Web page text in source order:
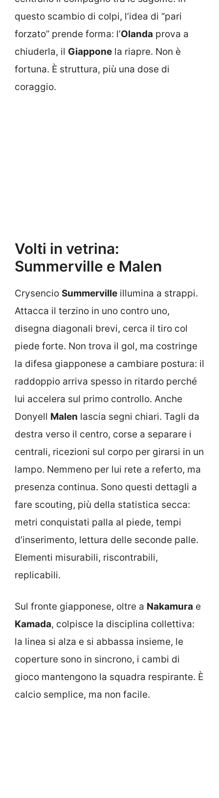
questo scambio di colpi, l’idea di “pari
forzato” prende forma: l’Olanda prova a
chiuderla, il Giappone la riapre. Non è
fortuna. È struttura, più una dose di
coraggio.
Volti in vetrina:
Summerville e Malen
Crysencio Summerville illumina a strappi.
Attacca il terzino in uno contro uno,
disegna diagonali brevi, cerca il tiro col
piede forte. Non trova il gol, ma costringe
la difesa giapponese a cambiare postura: il
raddoppio arriva spesso in ritardo perché
lui accelera sul primo controllo. Anche
Donyell Malen lascia segni chiari. Tagli da
destra verso il centro, corse a separare i
centrali, ricezioni sul corpo per girarsi in un
lampo. Nemmeno per lui rete a referto, ma
presenza continua. Sono questi dettagli a
fare scouting, più della statistica secca:
metri conquistati palla al piede, tempi
d’inserimento, lettura delle seconde palle.
Elementi misurabili, riscontrabili,
replicabili.
Sul fronte giapponese, oltre a Nakamura e
Kamada, colpisce la disciplina collettiva:
la linea si alza e si abbassa insieme, le
coperture sono in sincrono, i cambi di
gioco mantengono la squadra respirante. È
calcio semplice, ma non facile.